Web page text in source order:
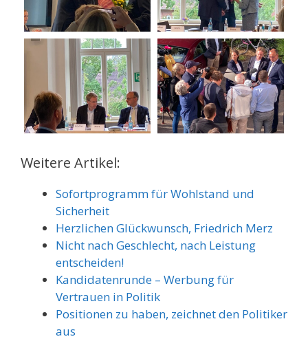
Weitere Artikel:
Sofortprogramm für Wohlstand und
Sicherheit
Herzlichen Glückwunsch, Friedrich Merz
Nicht nach Geschlecht, nach Leistung
entscheiden!
Kandidatenrunde – Werbung für
Vertrauen in Politik
Positionen zu haben, zeichnet den Politiker
aus